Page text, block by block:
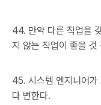
44. 만약 다른 직업을
지 않는 직업이 좋을 것
45. 시스템 엔지니어가
다 변한다.